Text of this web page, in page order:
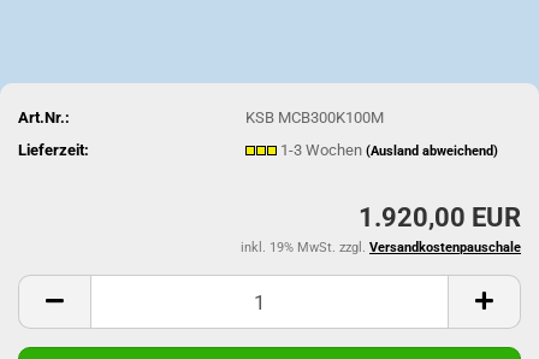
Art.Nr.:
KSB MCB300K100M
Lieferzeit:
1-3 Wochen(Ausland abweichend)
1.920,00 EUR
inkl. 19% MwSt. zzgl. Versandkostenpauschale